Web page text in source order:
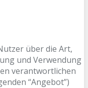
über die Art,
und Verwendung
verantwortlichen
“Angebot”)